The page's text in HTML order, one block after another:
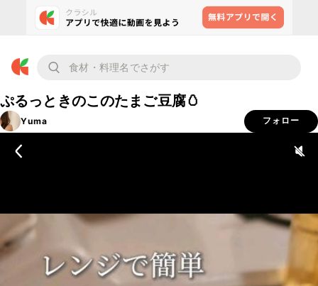
ぷるっときのこのたまご豆腐🥚
Yuma フォロー